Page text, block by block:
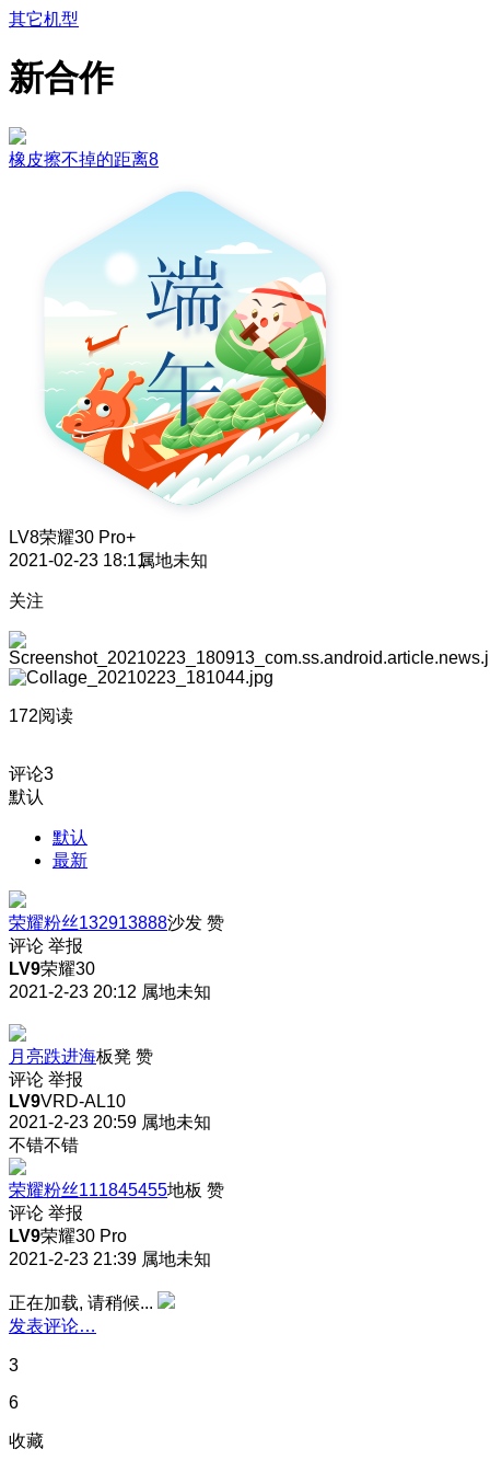
其它机型
新合作
橡皮擦不掉的距离8
LV8荣耀30 Pro+
2021-02-23 18:11属地未知
关注
172阅读
评论3
默认
默认
最新
荣耀粉丝132913888沙发 赞
评论 举报
LV9荣耀30
2021-2-23 20:12 属地未知
月亮跌进海板凳 赞
评论 举报
LV9VRD-AL10
2021-2-23 20:59 属地未知
不错不错
荣耀粉丝111845455地板 赞
评论 举报
LV9荣耀30 Pro
2021-2-23 21:39 属地未知
正在加载, 请稍候...
发表评论…
3
6
收藏